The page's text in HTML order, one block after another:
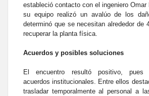
estableció contacto con el ingeniero Omar
su equipo realizó un avalúo de los
determinó que se necesitan alrededor de
recuperar la planta física.
Acuerdos y posibles soluciones
El encuentro resultó positivo, pues
acuerdos institucionales. Entre ellos
trasladar temporalmente al personal a